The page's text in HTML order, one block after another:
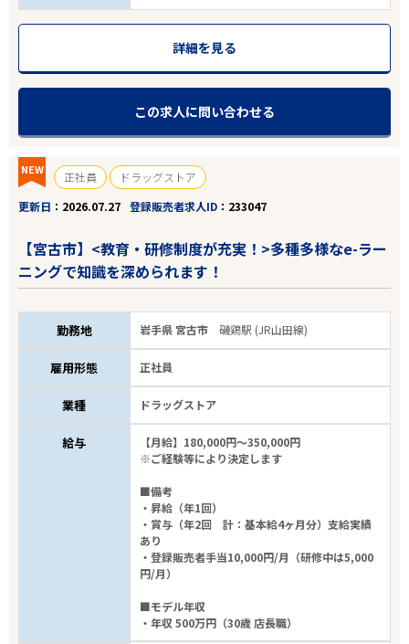
詳細を見る
この求人に問い合わせる
NEW 正社員
ドラッグストア
更新日
2026.07.27 登録販売者求人ID 233047
【宮古市】<教育・研修制度が充実！>多種多様なe-ラー
ニングで知識を深められます！
勤務地 岩手県 宮古市磯鶏駅 (JR山田線)
雇用形態 正社員
業種 ドラッグストア
給与
【月給】180,000円～350,000円
※ご経験等により決定します
■備考
・昇給（年1回）
・賞与（年2回 計：基本給4ヶ月分）支給実績
あり
・登録販売者手当10,000円/月（研修中は5,000
円/月）
■モデル年収
・年収 500万円（30歳 店長職）